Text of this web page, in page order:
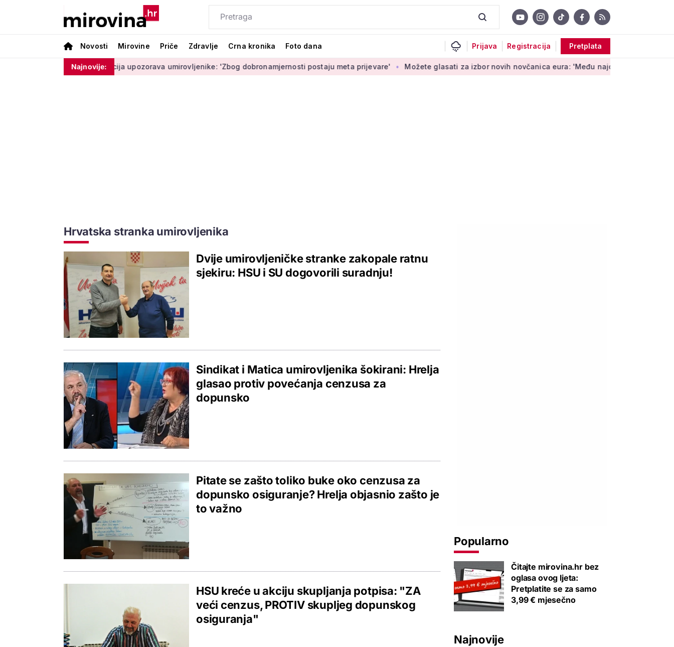
Novosti Mirovine Priče Zdravlje Crna kronika Foto dana Prijava Registracija Pretplata
Najnovije:
Policija upozorava umirovljenike: 'Zbog dobronamjernosti postaju meta prijevare' Možete glasati za izbor novih novčanica eura: 'Među najopipljivijim su izrazima
Hrvatska stranka umirovljenika
Dvije umirovljeničke stranke zakopale ratnu
sjekiru: HSU i SU dogovorili suradnju!
Sindikat i Matica umirovljenika šokirani: Hrelja
glasao protiv povećanja cenzusa za
dopunsko
Pitate se zašto toliko buke oko cenzusa za
dopunsko osiguranje? Hrelja objasnio zašto je
to važno
HSU kreće u akciju skupljanja potpisa: "ZA
veći cenzus, PROTIV skupljeg dopunskog
osiguranja"
Popularno
Čitajte mirovina.hr bez
oglasa ovog ljeta:
Pretplatite se za samo
3,99 € mjesečno
Najnovije